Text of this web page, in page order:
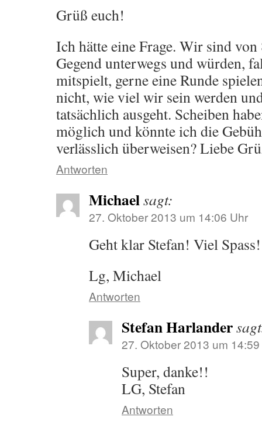
Grüß euch!
Ich hätte eine Frage. Wir sind
Gegend unterwegs und würden,
mitspielt, gerne eine Runde
nicht, wie viel wir sein werden
tatsächlich ausgeht. Scheiben
möglich und könnte ich die
verlässlich überweisen? Liebe
Antworten
Michaelsagt:
27. Oktober 2013 um 14:06 Uhr
Geht klar Stefan! Viel Spass!
Lg, Michael
Antworten
Stefan Harlander
27. Oktober 2013 um
Super, danke!!
LG, Stefan
Antworten